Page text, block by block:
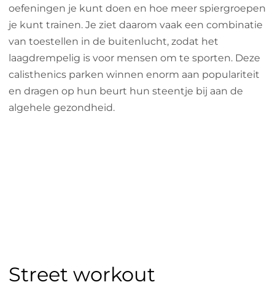
oefeningen je kunt doen en hoe meer spiergroepen
je kunt trainen. Je ziet daarom vaak een combinatie
van toestellen in de buitenlucht, zodat het
laagdrempelig is voor mensen om te sporten. Deze
calisthenics parken winnen enorm aan populariteit
en dragen op hun beurt hun steentje bij aan de
algehele gezondheid.
Street workout